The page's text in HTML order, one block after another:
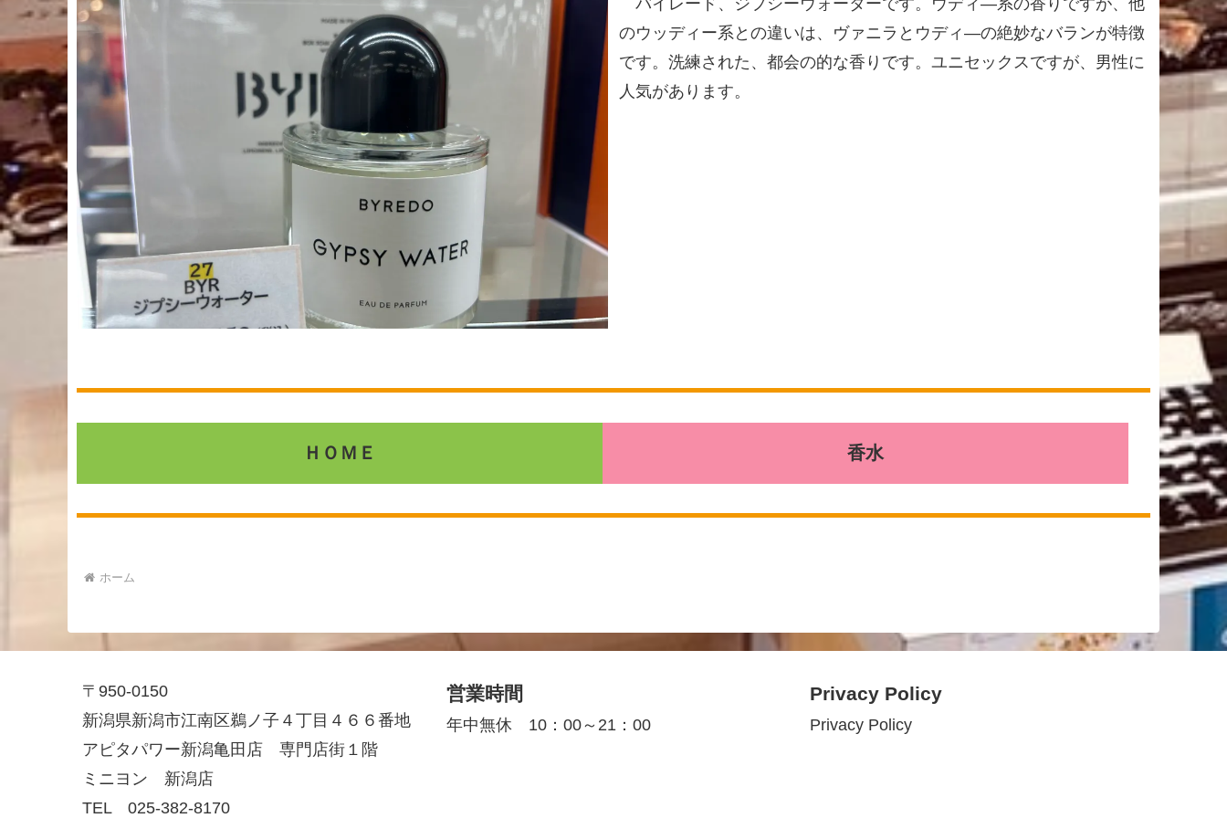
バイレード、ジプシーウォーターです。ウディ―系の香りですが、他
のウッディー系との違いは、ヴァニラとウディ―の絶妙なバランが特徴
です。洗練された、都会の的な香りです。ユニセックスですが、男性に
人気があります。
ＨＯＭＥ 香水
ホーム
〒950-0150
新潟県新潟市江南区鵜ノ子４丁目４６６番地
アピタパワー新潟亀田店 専門店街１階
ミニヨン 新潟店
TEL 025-382-8170
営業時間
年中無休 10：00～21：00
Privacy Policy
Privacy Policy